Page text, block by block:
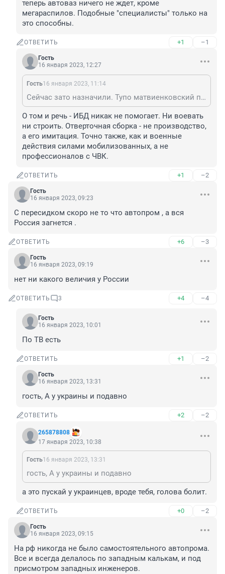
теперь автоваз ничего не ждет, кроме
мегараспилов. Подобные "специалисты" только на
это способны.
ОТВЕТИТЬ +1 –1
Гость
16 января 2023, 12:27
Гость16 января 2023, 11:14
Сейчас зато назначили. Тупо матвиенковский протеже и на этом его заслуги все. Сдается мне, что теперь автоваз ничего не ждет, кроме мегараспилов. Подобные "специалисты" только на это способны.
О том и речь - ИБД никак не помогает. Ни воевать
ни строить. Отверточная сборка - не производство,
а его имитация. Точно также, как и военные
действия силами мобилизованных, а не
профессионалов с ЧВК.
ОТВЕТИТЬ +1 –2
Гость
16 января 2023, 09:23
С пересидком скоро не то что автопром , а вся
Россия загнется .
ОТВЕТИТЬ +6 –3
Гость
16 января 2023, 09:19
нет ни какого величия у России
ОТВЕТИТЬ 3 +4 –4
Гость
16 января 2023, 10:01
По ТВ есть
ОТВЕТИТЬ +1 –2
Гость
16 января 2023, 13:31
гость, А у украины и подавно
ОТВЕТИТЬ +2 –2
265878808
17 января 2023, 10:38
Гость16 января 2023, 13:31
гость, А у украины и подавно
а это пускай у украинцев, вроде тебя, голова болит.
ОТВЕТИТЬ +0 –2
Гость
16 января 2023, 09:15
На рф никогда не было самостоятельного автопрома.
Все и всегда делалось по западным калькам, и под
присмотром западных инженеров.